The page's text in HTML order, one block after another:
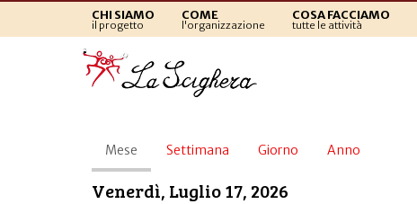
CHI SIAMO
il progetto
COME
l'organizzazione
COSA FACCIAMO
tutte le attività
Schede
primarie
Mese (scheda
attiva)
Settimana Giorno Anno
Venerdì, Luglio 17, 2026